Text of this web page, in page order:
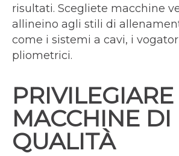
risultati. Scegliete macchine
allineino agli stili di
come i sistemi a cavi, i
pliometrici.
MACCHINE DI
QUALITÀ